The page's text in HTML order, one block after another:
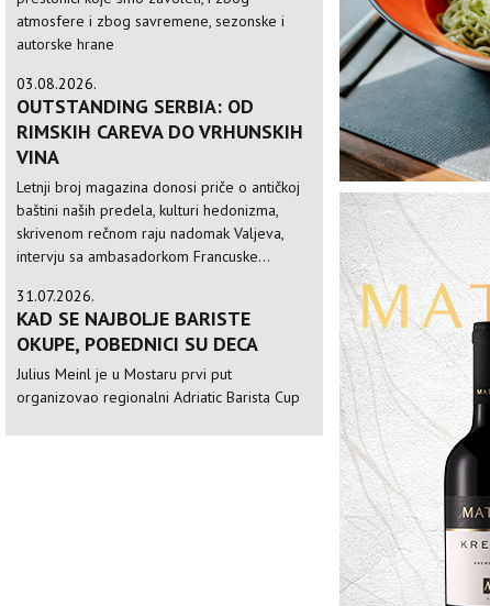
atmosfere i zbog savremene, sezonske i
autorske hrane
03.08.2026.
OUTSTANDING SERBIA: OD
RIMSKIH CAREVA DO VRHUNSKIH
VINA
Letnji broj magazina donosi priče o antičkoj
baštini naših predela, kulturi hedonizma,
skrivenom rečnom raju nadomak Valjeva,
intervju sa ambasadorkom Francuske...
31.07.2026.
KAD SE NAJBOLJE BARISTE
OKUPE, POBEDNICI SU DECA
Julius Meinl je u Mostaru prvi put
organizovao regionalni Adriatic Barista Cup